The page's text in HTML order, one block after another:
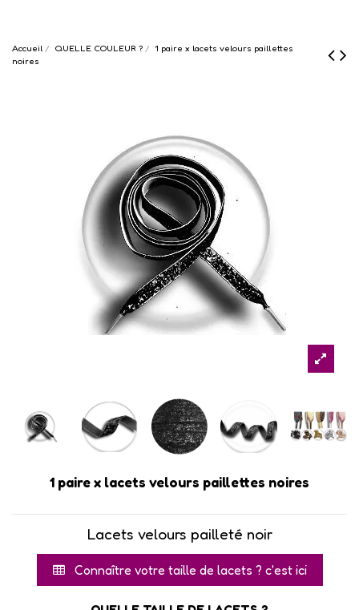
Accueil QUELLE COULEUR ?
1 paire x lacets velours paillettes
noires
1 paire x lacets velours paillettes noires
Lacets velours pailleté noir
Connaître votre taille de lacets ? c'est ici